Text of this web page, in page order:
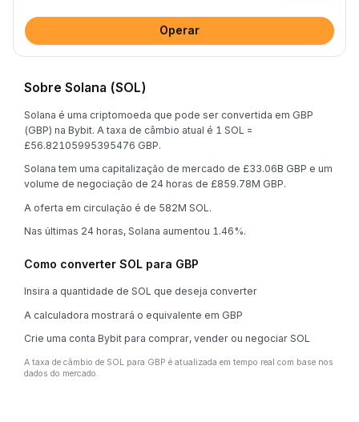
Operar
Sobre Solana (SOL)
Solana é uma criptomoeda que pode ser convertida em GBP
(GBP) na Bybit. A taxa de câmbio atual é 1 SOL =
£56.82105995395476 GBP.
Solana tem uma capitalização de mercado de £33.06B GBP e um
volume de negociação de 24 horas de £859.78M GBP.
A oferta em circulação é de 582M SOL.
Nas últimas 24 horas, Solana aumentou 1.46%.
Como converter SOL para GBP
Insira a quantidade de SOL que deseja converter
A calculadora mostrará o equivalente em GBP
Crie uma conta Bybit para comprar, vender ou negociar SOL
A taxa de câmbio de SOL para GBP é atualizada em tempo real com base nos
dados do mercado.